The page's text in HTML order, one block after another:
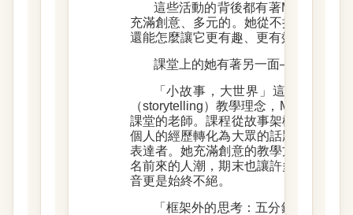
這些活動的背後都有著Miguel一貫
充滿創意、多元的。她從不接受刻板、
還能怎麼讓它更有趣、更有效、更讓人
課堂上的她有著另一面——犀利、
「小故事，大世界」這門課融合
（storytelling）教學理念，Miguel 則
課堂的老師。課程從故事架構、舞台表
個人的經歷轉化為大眾的話題，培養兼
表達者。她充滿創意的教學方式，讓課
名前來的人潮，期末也讓許多學生不捨
音更是始終不絕。
「框架外的思考：五分鐘英文講